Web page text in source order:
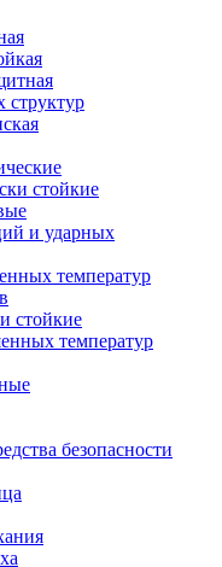
структур
стойкие
и ударных
температур
стойкие
температур
безопасности